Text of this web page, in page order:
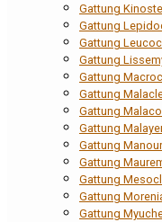
Gattung
Gattung
Gattung
Gattung
Gattung
Gattung
Gattung
Gattung
Gattung
Gattung
Gattung
Gattung
Gattung